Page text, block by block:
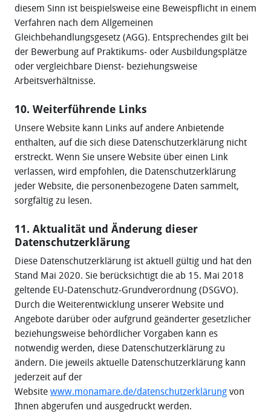
diesem Sinn ist beispielsweise eine Beweispflicht in einem
Verfahren nach dem Allgemeinen
Gleichbehandlungsgesetz (AGG). Entsprechendes gilt bei
der Bewerbung auf Praktikums‐ oder Ausbildungsplätze
oder vergleichbare Dienst‐ beziehungsweise
Arbeitsverhältnisse.
10. Weiterführende Links
Unsere Website kann Links auf andere Anbietende
enthalten, auf die sich diese Datenschutzerklärung nicht
erstreckt. Wenn Sie unsere Website über einen Link
verlassen, wird empfohlen, die Datenschutzerklärung
jeder Website, die personenbezogene Daten sammelt,
sorgfältig zu lesen.
11. Aktualität und Änderung dieser
Datenschutzerklärung
Diese Datenschutzerklärung ist aktuell gültig und hat den
Stand Mai 2020. Sie berücksichtigt die ab 15. Mai 2018
geltende EU‐Datenschutz‐Grundverordnung (DSGVO).
Durch die Weiterentwicklung unserer Website und
Angebote darüber oder aufgrund geänderter gesetzlicher
beziehungsweise behördlicher Vorgaben kann es
notwendig werden, diese Datenschutzerklärung zu
ändern. Die jeweils aktuelle Datenschutzerklärung kann
jederzeit auf der
Website www.monamare.de/datenschutzerklärung von
Ihnen abgerufen und ausgedruckt werden.